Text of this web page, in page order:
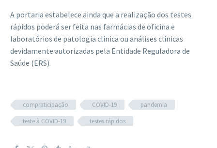
A portaria estabelece ainda que a realização dos testes
rápidos poderá ser feita nas farmácias de oficina e
laboratórios de patologia clínica ou análises clínicas
devidamente autorizadas pela Entidade Reguladora de
Saúde (ERS).
compraticipação COVID-19
pandemia
teste à COVID-19
testes rápidos